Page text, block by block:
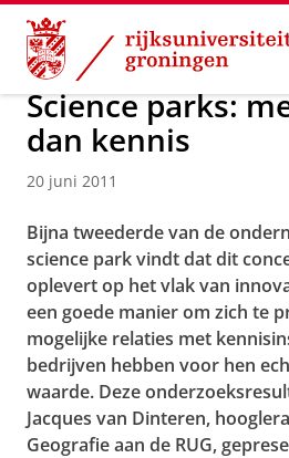
Skip
Content
Skip
Navigation
Over ons Actueel Nieuws
Science parks:
dan kennis
20 juni 2011
Bijna tweederde van de
science park vindt dat dit
oplevert op het vlak van
een goede manier om zich te
mogelijke relaties met
bedrijven hebben voor hen
waarde. Deze
Jacques van Dinteren,
Geografie aan de RUG,